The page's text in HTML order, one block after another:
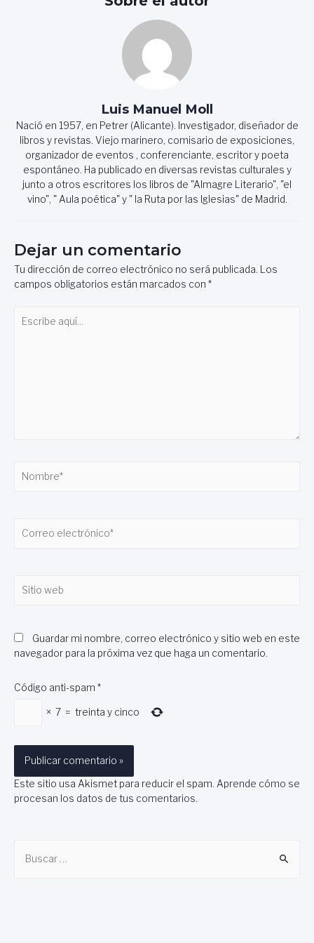
Luis Manuel Moll
Nació en 1957, en Petrer (Alicante). Investigador, diseñador de
libros y revistas. Viejo marinero, comisario de exposiciones,
organizador de eventos , conferenciante, escritor y poeta
espontáneo. Ha publicado en diversas revistas culturales y
junto a otros escritores los libros de "Almagre Literario", "el
vino", " Aula poética" y " la Ruta por las Iglesias" de Madrid.
Dejar un comentario
Tu dirección de correo electrónico no será publicada. Los
campos obligatorios están marcados con *
aquí...
electrónico*
web
Guardar mi nombre, correo electrónico y sitio web en este
navegador para la próxima vez que haga un comentario.
Código anti-spam *
× 7 = treinta y cinco
Este sitio usa Akismet para reducir el spam. Aprende cómo se
procesan los datos de tus comentarios.